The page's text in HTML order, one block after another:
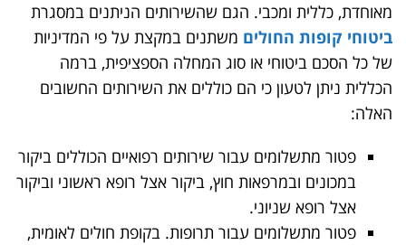
מאוחדת, כללית ומכבי. הגם שהשירותים הניתנים במסגרת
ביטוחי קופות החולים משתנים במקצת על פי המדיניות
של כל הסכם ביטוחי או סוג המחלה הספציפית, ברמה
הכללית ניתן לטעון כי הם כוללים את השירותים החשובים
האלה:
פטור מתשלומים עבור שירותים רפואיים הכוללים ביקור
במכונים ובמרפאות חוץ, ביקור אצל רופא ראשוני וביקור
אצל רופא שניוני.
פטור מתשלומים עבור תרופות. בקופת חולים לאומית,